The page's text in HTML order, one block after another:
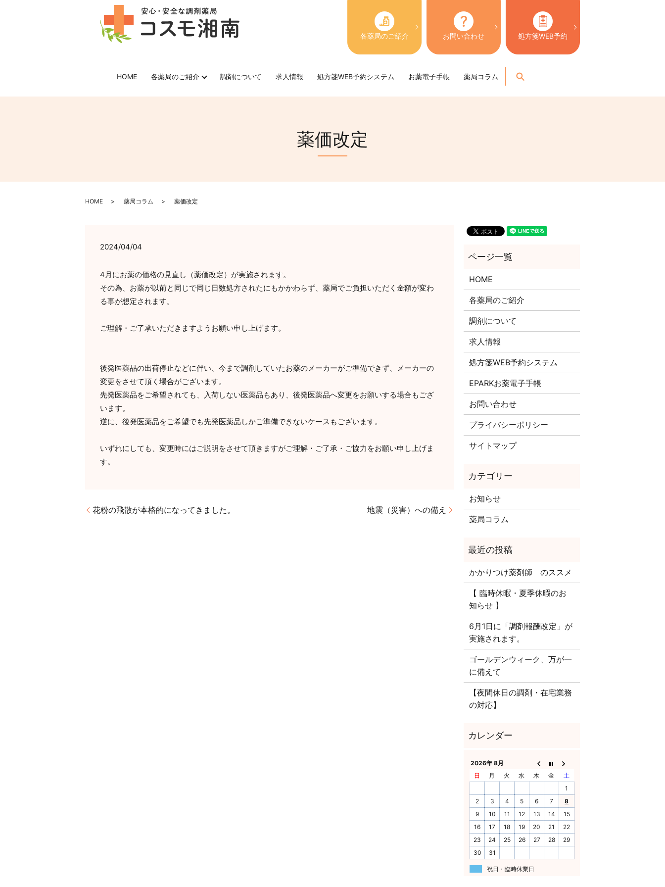
各薬局のご紹介 お問い合わせ 処方箋WEB予約
HOME 各薬局のご紹介 調剤について 求人情報 処方箋WEB予約システム お薬電子手帳 薬局コラム
薬価改定
HOME 薬局コラム 薬価改定
2024/04/04
4月にお薬の価格の見直し（薬価改定）が実施されます。
その為、お薬が以前と同じで同じ日数処方されたにもかかわらず、薬局でご負担いただく金額が変わ
る事が想定されます。
ご理解・ご了承いただきますようお願い申し上げます。
後発医薬品の出荷停止などに伴い、今まで調剤していたお薬のメーカーがご準備できず、メーカーの
変更をさせて頂く場合がございます。
先発医薬品をご希望されても、入荷しない医薬品もあり、後発医薬品へ変更をお願いする場合もござ
います。
逆に、後発医薬品をご希望でも先発医薬品しかご準備できないケースもございます。
いずれにしても、変更時にはご説明をさせて頂きますがご理解・ご了承・ご協力をお願い申し上げま
す。
花粉の飛散が本格的になってきました。 地震（災害）への備え
HOME
各薬局のご紹介
調剤について
求人情報
処方箋WEB予約システム
EPARKお薬電子手帳
お問い合わせ
プライバシーポリシー
サイトマップ
お知らせ
薬局コラム
かかりつけ薬剤師 のススメ
【 臨時休暇・夏季休暇のお
知らせ 】
6月1日に「調剤報酬改定」が
実施されます。
ゴールデンウィーク、万が一
に備えて
【夜間休日の調剤・在宅業務
の対応】
2026年 8月
日
月 火 水 木 金
土
1
2
3 4 5 6 7
8
9
10 11 12 13 14
15
16
17 18 19 20 21
22
23
24 25 26 27 28
29
30
31
祝日・臨時休業日